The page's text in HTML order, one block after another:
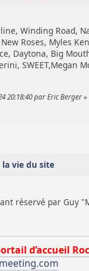
Winding Road,
Roses, Myles
Daytona, Big
SWEET,Megan
20:18:40 par Eric Berger »
la vie du site
réservé par Guy
d’accueil